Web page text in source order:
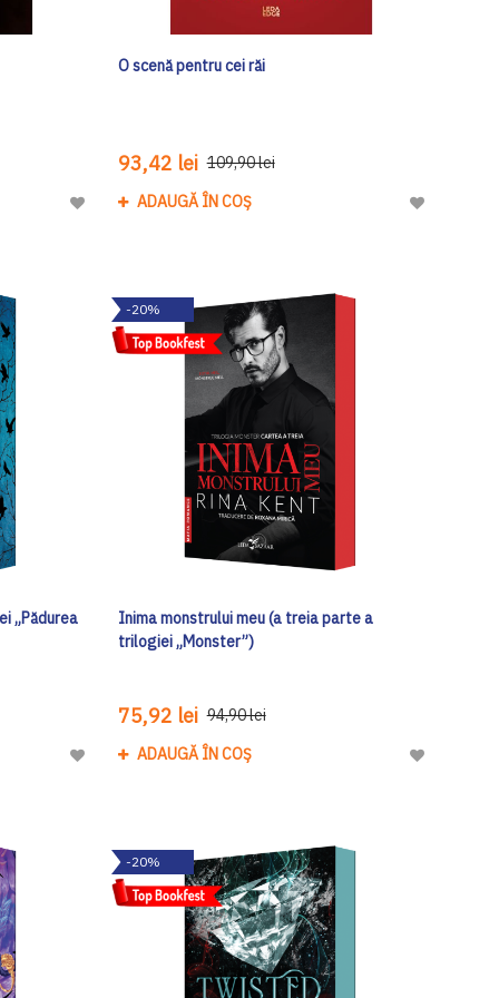
Adaugă
Dorinte
O scenă pentru cei răi
93,42 lei 109,90 lei
ADAUGĂ ÎN COȘ
Adaugă
„Pădurea
Adaugă
Dorinte
-20%
Inima monstrului meu (a treia parte a
trilogiei „Monster”)
75,92 lei 94,90 lei
ADAUGĂ ÎN COȘ
Adaugă
-20%